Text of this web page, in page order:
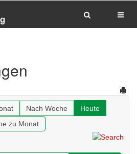
Nach Woche
Heute
zu Monat